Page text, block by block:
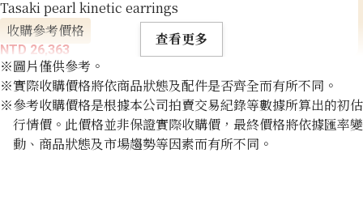
Tasaki pearl kinetic earrings
收購參考價格
NTD 26,363
查看更多
※圖片僅供參考。
※實際收購價格將依商品狀態及配件是否齊全而有所不同。
※參考收購價格是根據本公司拍賣交易紀錄等數據所算出的初估
行情價。此價格並非保證實際收購價，最終價格將依據匯率變
動、商品狀態及市場趨勢等因素而有所不同。